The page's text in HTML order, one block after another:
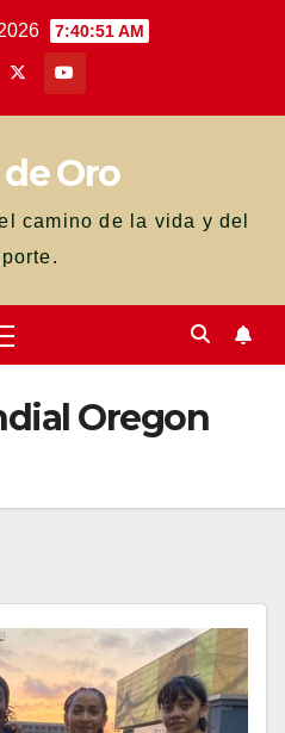
7:40:51 AM
de Oro
camino de la vida y del
Oregon